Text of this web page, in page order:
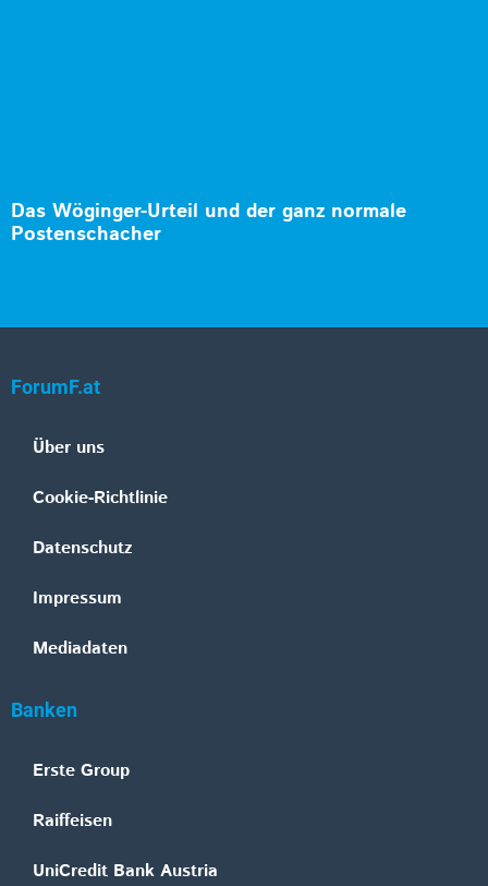
Das Wöginger-Urteil und der ganz normale
Postenschacher
ForumF.at
Über uns
Cookie-Richtlinie
Datenschutz
Impressum
Mediadaten
Banken
Erste Group
Raiffeisen
UniCredit Bank Austria